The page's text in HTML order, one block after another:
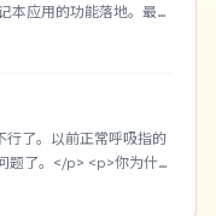
本应用的功能落地。最终
现一些戒断反应，感觉
持提示词中提取常用字
测提示词。但是要搭配
图。</p> <p>这是
行了。以前正常呼吸指的
p> <p>你为什